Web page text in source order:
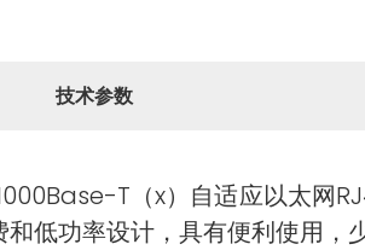
技术参数
T（x）自适应以太网
低功率设计，具有便利使用